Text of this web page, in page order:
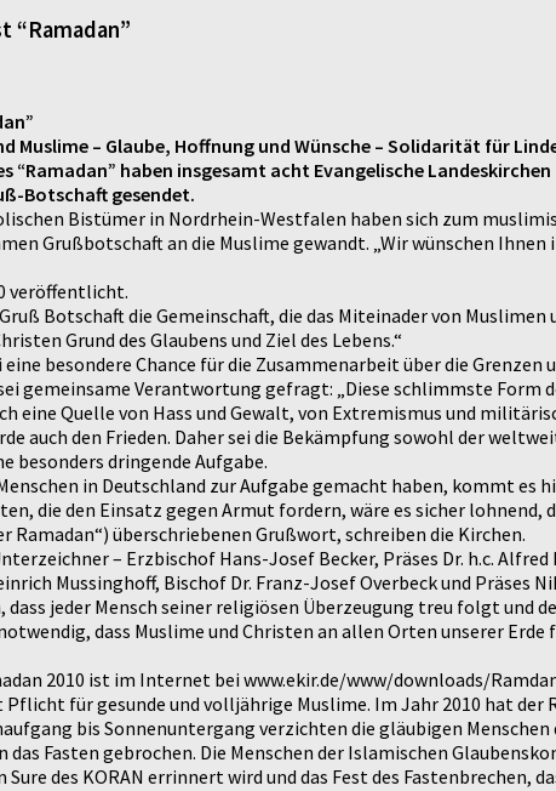
“Ramadan”
Muslime – Glaube, Hoffnung und Wünsche – Solidarität für
“Ramadan” haben insgesamt acht Evangelische
Botschaft gesendet.
Bistümer in Nordrhein-Westfalen haben sich zum
Grußbotschaft an die Muslime gewandt. „Wir wünschen
veröffentlicht.
Botschaft die Gemeinschaft, die das Miteinader von
Grund des Glaubens und Ziel des Lebens.“
besondere Chance für die Zusammenarbeit über die
gemeinsame Verantwortung gefragt: „Diese schlimmste Form
eine Quelle von Hass und Gewalt, von Extremismus und
auch den Frieden. Daher sei die Bekämpfung sowohl der
besonders dringende Aufgabe.
in Deutschland zur Aufgabe gemacht haben, kommt es
die den Einsatz gegen Armut fordern, wäre es sicher
Ramadan“) überschriebenen Grußwort, schreiben die Kirchen.
– Erzbischof Hans-Josef Becker, Präses Dr. h.c.
Mussinghoff, Bischof Dr. Franz-Josef Overbeck und Präses
jeder Mensch seiner religiösen Überzeugung treu folgt und
dass Muslime und Christen an allen Orten unserer
2010 ist im Internet bei www.ekir.de/www/downloads/
für gesunde und volljährige Muslime. Im Jahr 2010 hat
bis Sonnenuntergang verzichten die gläubigen Menschen
Fasten gebrochen. Die Menschen der Islamischen
des KORAN errinnert wird und das Fest des Fastenbrechen,